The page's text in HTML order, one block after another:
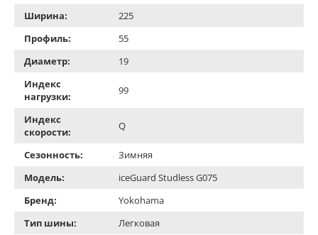
Ширина:
225
Профиль:
55
Диаметр:
19
Индекс
нагрузки:
99
Индекс
скорости:
Q
Сезонность:
Зимняя
Модель:
iceGuard Studless G075
Бренд:
Yokohama
Тип шины:
Легковая